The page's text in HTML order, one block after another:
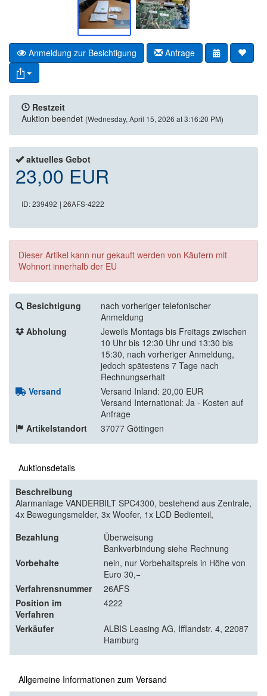
Anmeldung zur Besichtigung Anfrage
Restzeit
Auktion beendet (Wednesday, April 15, 2026 at 3:16:20 PM)
aktuelles Gebot
23,00 EUR
ID: 239492 | 26AFS-4222
Dieser Artikel kann nur gekauft werden von Käufern mit
Wohnort innerhalb der EU
Besichtigung
nach vorheriger telefonischer
Anmeldung
Abholung
Jeweils Montags bis Freitags zwischen
10 Uhr bis 12:30 Uhr und 13:30 bis
15:30, nach vorheriger Anmeldung,
jedoch spätestens 7 Tage nach
Rechnungserhalt
Versand
Versand Inland: 20,00 EUR
Versand International: Ja - Kosten auf
Anfrage
Artikelstandort
37077 Göttingen
Auktionsdetails
Beschreibung
Alarmanlage VANDERBILT SPC4300, bestehend aus Zentrale,
4x Bewegungsmelder, 3x Woofer, 1x LCD Bedienteil,
Bezahlung
Überweisung
Bankverbindung siehe Rechnung
Vorbehalte
nein, nur Vorbehaltspreis in Höhe von
Euro 30,−
Verfahrensnummer
26AFS
Position im
Verfahren
4222
Verkäufer
ALBIS Leasing AG, Ifflandstr. 4, 22087
Hamburg
Allgemeine Informationen zum Versand